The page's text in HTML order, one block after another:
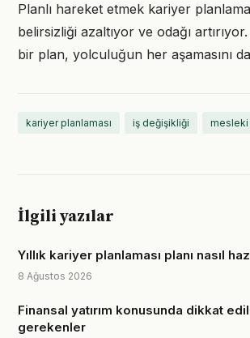
Planlı hareket etmek kariyer
belirsizliği azaltıyor ve odağı
bir plan, yolculuğun her aşamasını
kariyer planlaması iş değişikliği mesleki
İlgili yazılar
Yıllık kariyer planlaması planı nasıl
8 Ağustos 2026
Finansal yatırım konusunda dikkat
gerekenler